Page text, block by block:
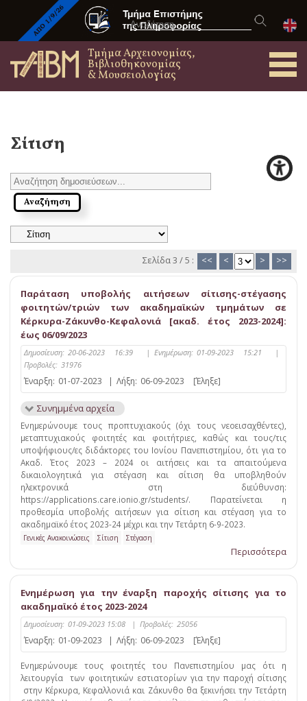
Τμήμα Αρχειονομίας,
Βιβλιοθηκονομίας
& Μουσειολογίας
Σίτιση
Σελίδα 3 / 5 : << < > >>
Παράταση υποβολής αιτήσεων σίτισης-στέγασης
φοιτητών/τριών των ακαδημαϊκών τμημάτων σε
Κέρκυρα-Ζάκυνθο-Κεφαλονιά [ακαδ. έτος 2023-2024]:
έως 06/09/2023
Δημοσίευση: 20-06-2023 16:39 | Ενημέρωση: 01-09-2023 15:21
|
Προβολές: 31976
Έναρξη: 01-07-2023 | Λήξη: 06-09-2023 [Έληξε]
Συνημμένα αρχεία
Ενημερώνουμε τους προπτυχιακούς (όχι τους νεοεισαχθέντες),
μεταπτυχιακούς φοιτητές και φοιτήτριες, καθώς και τους/τις
υποψήφιους/ες διδάκτορες του Ιονίου Πανεπιστημίου, ότι για το
Ακαδ. Έτος 2023 – 2024 οι αιτήσεις και τα απαιτούμενα
δικαιολογητικά για στέγαση και σίτιση θα υποβληθούν
ηλεκτρονικά στη διεύθυνση:
https://applications.care.ionio.gr/students/. Παρατείνεται η
προθεσμία υποβολής αιτήσεων για σίτιση και στέγαση για το
ακαδημαϊκό έτος 2023-24 μέχρι και την Τετάρτη 6-9-2023.
Γενικές Ανακοινώσεις Σίτιση Στέγαση
Περισσότερα
Ενημέρωση για την έναρξη παροχής σίτισης για το
ακαδημαϊκό έτος 2023-2024
Δημοσίευση: 01-09-2023 15:08 | Προβολές: 25056
Έναρξη: 01-09-2023 | Λήξη: 06-09-2023 [Έληξε]
Ενημερώνουμε τους φοιτητές του Πανεπιστημίου μας ότι η
λειτουργία των φοιτητικών εστιατορίων για την παροχή σίτισης
στην Κέρκυρα, Κεφαλλονιά και Ζάκυνθο θα ξεκινήσει την Τετάρτη